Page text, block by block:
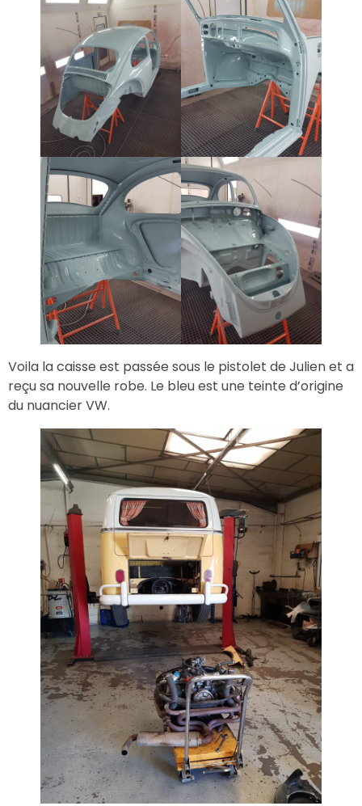
Voila la caisse est passée sous le pistolet de Julien et a
reçu sa nouvelle robe. Le bleu est une teinte d’origine
du nuancier VW.